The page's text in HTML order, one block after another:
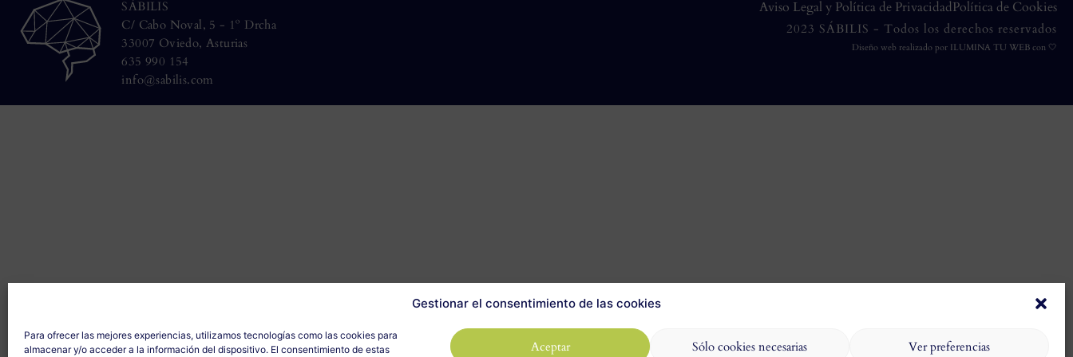
Gestionar el consentimiento de las cookies
Para ofrecer las mejores experiencias, utilizamos tecnologías como las cookies para
almacenar y/o acceder a la información del dispositivo. El consentimiento de estas
Aceptar Sólo cookies necesarias Ver preferencias
SÁBILIS
C/ Cabo Noval, 5 - 1º Drcha
33007 Oviedo, Asturias
635 990 154
info@sabilis.com
Aviso Legal y Política de PrivacidadPolítica de Cookies
2023 SÁBILIS - Todos los derechos reservados
Diseño web realizado por ILUMINA TU WEBcon 🤍